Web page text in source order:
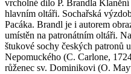
vrcholné dílo P. Brandla
hlavním oltáři. Sochařská
Pacáka. Brandl je i autorem
umístěn na patronátním oltáři.
štukové sochy českých patronů
Nepomuckého (C. Carlone,
růženec sv. Dominikovi (O.